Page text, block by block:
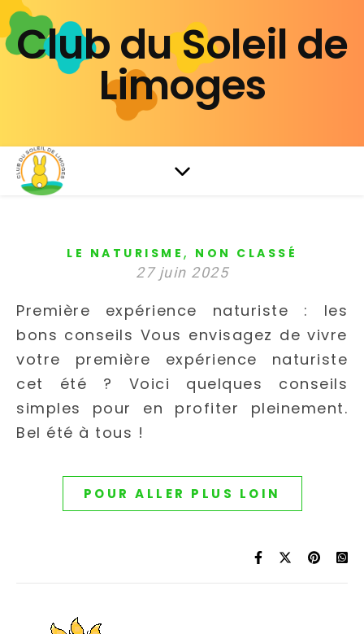
Club du Soleil de
Limoges
LE NATURISME , NON CLASSÉ
27 juin 2025
Première expérience naturiste : les
bons conseils Vous envisagez de vivre
votre première expérience naturiste
cet été ? Voici quelques conseils
simples pour en profiter pleinement.
Bel été à tous !
POUR ALLER PLUS LOIN